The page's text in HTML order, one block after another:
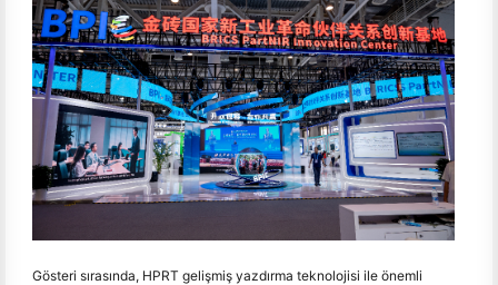
Gösteri sırasında, HPRT gelişmiş yazdırma teknolojisi ile önemli